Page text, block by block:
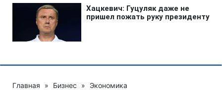
Главная » Бизнес » Экономика